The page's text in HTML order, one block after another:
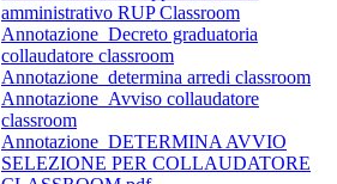
amministrativo RUP Classroom
Annotazione_Decreto graduatoria
collaudatore classroom
Annotazione_determina arredi classroom
Annotazione_Avviso collaudatore
classroom
Annotazione_DETERMINA AVVIO
SELEZIONE PER COLLAUDATORE